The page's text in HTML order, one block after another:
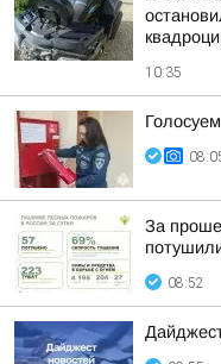
10:35
За
08:52